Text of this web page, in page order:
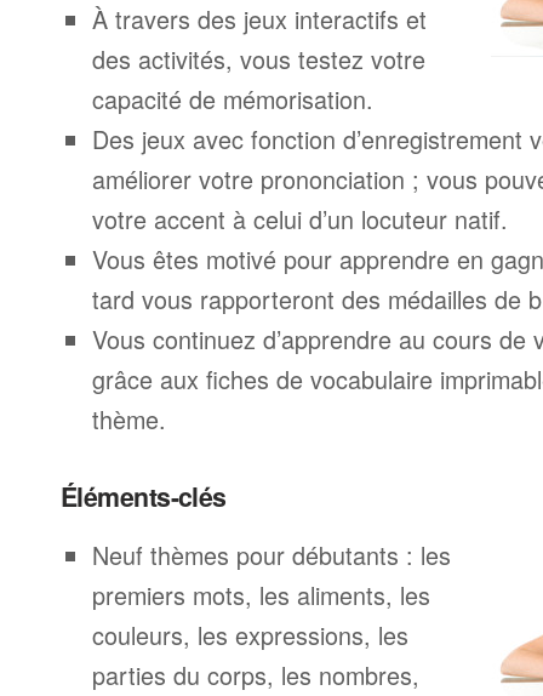
À travers des jeux interactifs et
des activités, vous testez votre
capacité de mémorisation.
Des jeux avec fonction d’enregistrement
améliorer votre prononciation ; vous
votre accent à celui d’un locuteur natif.
Vous êtes motivé pour apprendre en
tard vous rapporteront des médailles de
Vous continuez d’apprendre au cours de
grâce aux fiches de vocabulaire
thème.
Éléments-clés
Neuf thèmes pour débutants : les
premiers mots, les aliments, les
couleurs, les expressions, les
parties du corps, les nombres,